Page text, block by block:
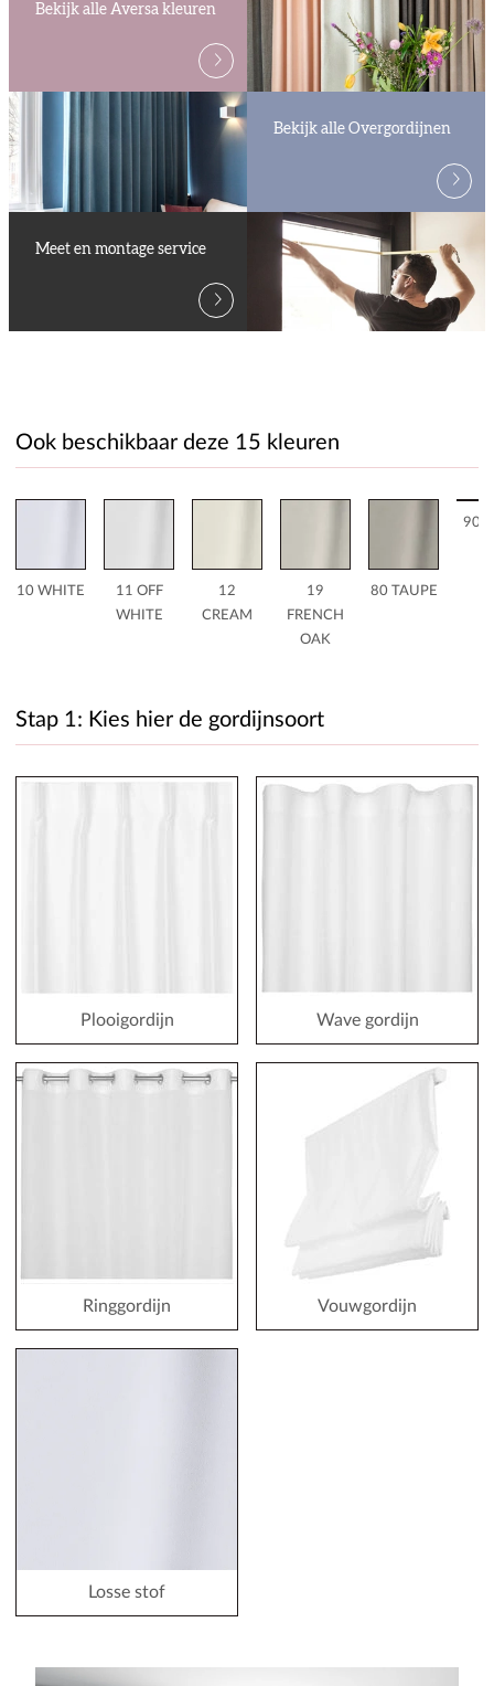
Bekijk alle Aversa kleuren
Bekijk alle Overgordijnen
Meet en montage service
Ook beschikbaar deze 15 kleuren
10 WHITE
11 OFF
WHITE
12
CREAM
19
FRENCH
OAK
80 TAUPE
90
Stap 1: Kies hier de gordijnsoort
Plooigordijn Wave gordijn
Ringgordijn Vouwgordijn
Losse stof